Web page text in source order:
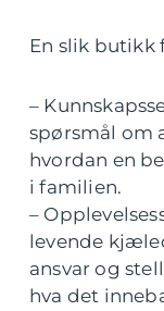
En slik butikk
–
spørsmål om
hvordan en
i familien.
–
levende
ansvar og
hva det